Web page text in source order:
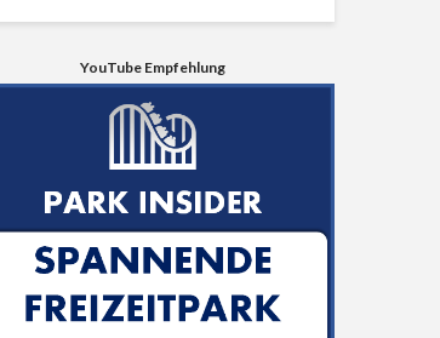
YouTube Empfehlung